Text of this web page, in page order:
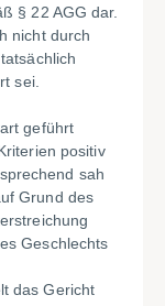
§ 22 AGG dar.
nicht durch
sei.
geführt
positiv
sah
Grund des
Geschlechts
das Gericht